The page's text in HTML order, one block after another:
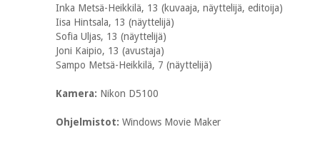
Inka Metsä-Heikkilä, 13 (kuvaaja, näyttelijä, editoija)
Iisa Hintsala, 13 (näyttelijä)
Sofia Uljas, 13 (näyttelijä)
Joni Kaipio, 13 (avustaja)
Sampo Metsä-Heikkilä, 7 (näyttelijä)
Kamera: Nikon D5100
Ohjelmistot: Windows Movie Maker